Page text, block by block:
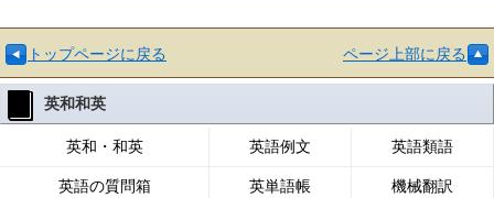
トップページに戻る ページ上部に戻る
英和和英
英和・和英 英語例文 英語類語
英語の質問箱 英単語帳 機械翻訳